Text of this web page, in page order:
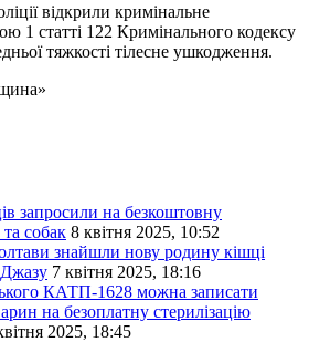
відкрили кримінальне
1 статті 122 Кримінального кодексу
тяжкості тілесне ушкодження.
запросили на безкоштовну
собак 8 квітня 2025, 10:52
знайшли нову родину кішці
7 квітня 2025, 18:16
КАТП-1628 можна записати
на безоплатну стерилізацію
2025, 18:45